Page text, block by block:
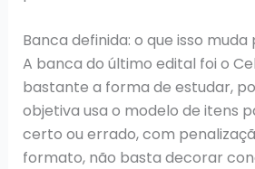
Banca definida: o que isso
A banca do último edital foi o
bastante a forma de estudar,
objetiva usa o modelo de itens
certo ou errado, com
formato, não basta decorar